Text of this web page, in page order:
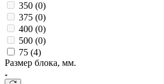
350 (0)
375 (0)
400 (0)
500 (0)
75 (4)
Размер блока, мм.